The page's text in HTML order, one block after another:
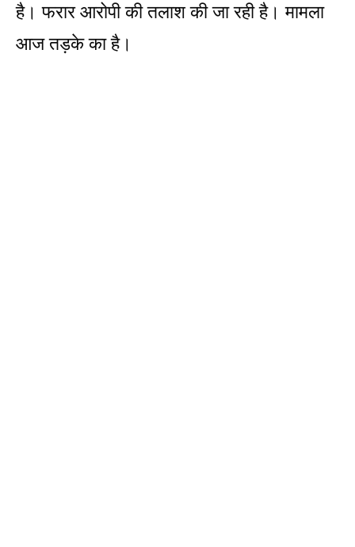
है। फरार आरोपी की तलाश की जा रही है। मामला
आज तड़के का है।